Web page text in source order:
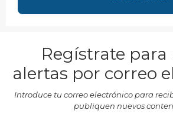
Regístrate para
alertas por correo
Introduce tu correo electrónico para
publiquen nuevos